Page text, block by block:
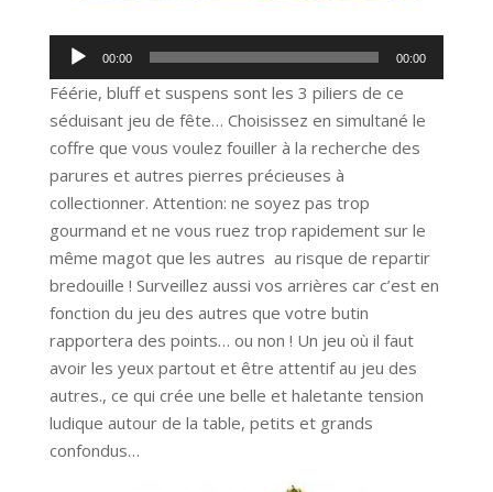
Lecteur
audio
00:00 00:00
Féérie, bluff et suspens sont les 3 piliers de ce
séduisant jeu de fête… Choisissez en simultané le
coffre que vous voulez fouiller à la recherche des
parures et autres pierres précieuses à
collectionner. Attention: ne soyez pas trop
gourmand et ne vous ruez trop rapidement sur le
même magot que les autres au risque de repartir
bredouille ! Surveillez aussi vos arrières car c’est en
fonction du jeu des autres que votre butin
rapportera des points… ou non ! Un jeu où il faut
avoir les yeux partout et être attentif au jeu des
autres., ce qui crée une belle et haletante tension
ludique autour de la table, petits et grands
confondus…